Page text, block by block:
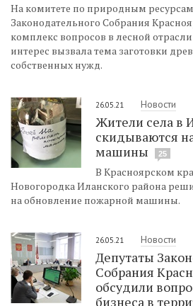
На комитете по природным
Законодательного Собрания
комплекс вопросов в лесной
интерес вызвала тема заготовки
собственных нужд.
26.05.21 Новости
Жители села в
скидываются
машины
25
В Красноярском
Новогородка Иланского района
на обновление пожарной машины.
26.05.21 Новости
Депутаты
Собрания
обсудили
бизнеса в